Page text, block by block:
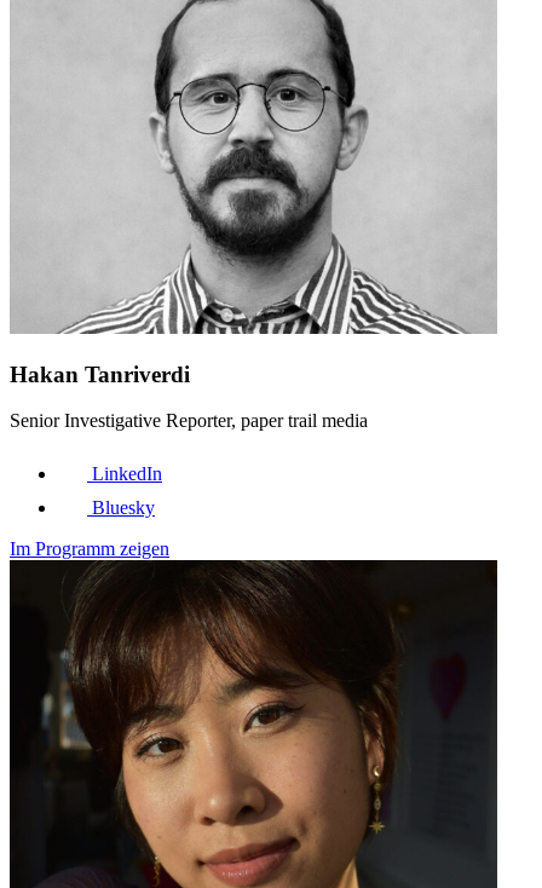
Hakan Tanriverdi
Senior Investigative Reporter, paper trail media
LinkedIn
Bluesky
Im Programm zeigen